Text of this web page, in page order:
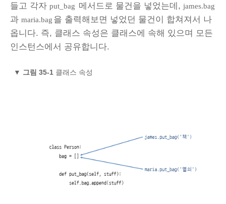
들고 각자 put_bag 메서드로 물건을 넣었는데, james.bag
과 maria.bag 을 출력해보면 넣었던 물건이 합쳐져서 나
옵니다. 즉, 클래스 속성은 클래스에 속해 있으며 모든
인스턴스에서 공유합니다.
▼ 그림 35-1클래스 속성